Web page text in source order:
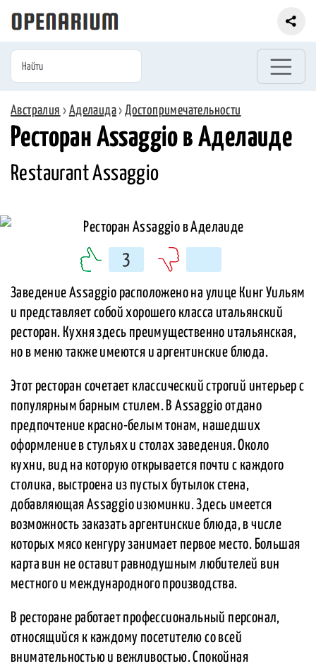
Австралия › Аделаида›Достопримечательности
Ресторан Assaggio в Аделаиде
Restaurant Assaggio
3
Заведение Assaggio расположено на улице Кинг Уильям
и представляет собой хорошего класса итальянский
ресторан. Кухня здесь преимущественно итальянская,
но в меню также имеются и аргентинские блюда.
Этот ресторан сочетает классический строгий интерьер с
популярным барным стилем. В Assaggio отдано
предпочтение красно-белым тонам, нашедших
оформление в стульях и столах заведения. Около
кухни, вид на которую открывается почти с каждого
столика, выстроена из пустых бутылок стена,
добавляющая Assaggio изюминки. Здесь имеется
возможность заказать аргентинские блюда, в числе
которых мясо кенгуру занимает первое место. Большая
карта вин не оставит равнодушным любителей вин
местного и международного производства.
В ресторане работает профессиональный персонал,
относящийся к каждому посетителю со всей
внимательностью и вежливостью. Спокойная